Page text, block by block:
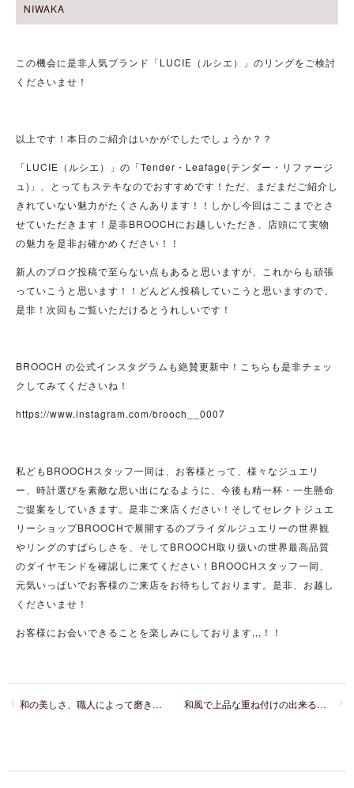
NIWAKA
この機会に是非人気ブランド「LUCIE（ルシエ）」のリングをご検討
くださいませ！
以上です！本日のご紹介はいかがでしたでしょうか？？
「LUCIE（ルシエ）」の「Tender・Leafage(テンダー・リファージ
ュ)」、とってもステキなのでおすすめです！ただ、まだまだご紹介し
きれていない魅力がたくさんあります！！しかし今回はここまでとさ
せていただきます！是非BROOCHにお越しいただき、店頭にて実物
の魅力を是非お確かめください！！
新人のブログ投稿で至らない点もあると思いますが、これからも頑張
っていこうと思います！！どんどん投稿していこうと思いますので、
是非！次回もご覧いただけるとうれしいです！
BROOCH の公式インスタグラムも絶賛更新中！こちらも是非チェッ
クしてみてくださいね！
https://www.instagram.com/brooch__0007
私どもBROOCHスタッフ一同は、お客様とって、様々なジュエリ
ー、時計選びを素敵な思い出になるように、今後も精一杯・一生懸命
ご提案をしていきます。是非ご来店ください！そしてセレクトジュエ
リーショップBROOCHで展開するのブライダルジュエリーの世界観
やリングのすばらしさを、そしてBROOCH取り扱いの世界最高品質
のダイヤモンドを確認しに来てください！BROOCHスタッフ一同、
元気いっぱいでお客様のご来店をお待ちしております。是非、お越し
くださいませ！
お客様にお会いできることを楽しみにしております,,,！！
和風で上品な重ね付けの出来る婚約指輪と結婚指輪のセットリングはNIWAKA（俄にわか）
和の美しさ、職人によって磨き上げられたリングは、一生身に着けて頂く結婚指輪、婚約指輪にピッタリ！